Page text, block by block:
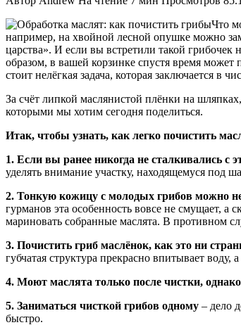
Что
например, на хвойной лесной опушке можно
царства». И если вы встретили такой
образом, в вашей корзинке спустя время
стоит нелёгкая задача, которая заключается в
За счёт липкой маслянистой плёнки на
которыми мы хотим сегодня поделиться.
Итак, чтобы узнать, как легко почистить
1. Если вы ранее никогда не сталкивались с
уделять внимание участку, находящемуся под
2. Тонкую кожицу с молодых грибов можно
гурманов эта особенность вовсе не смущает, а
мариновать собранные маслята. В противном
3. Почистить гриб маслёнок, как это ни
губчатая структура прекрасно впитывает воду,
4. Моют маслята только после чистки,
5. Заниматься чисткой грибов одному – дело
быстро.